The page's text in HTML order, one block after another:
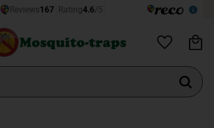
Preferiti